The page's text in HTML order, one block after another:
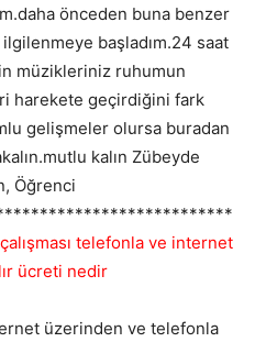
önceden buna benzer
başladım.24 saat
müzikleriniz ruhumun
harekete geçirdiğini fark
gelişmeler olursa buradan
kalın Zübeyde
Öğrenci
telefonla ve internet
ücreti nedir
üzerinden ve telefonla